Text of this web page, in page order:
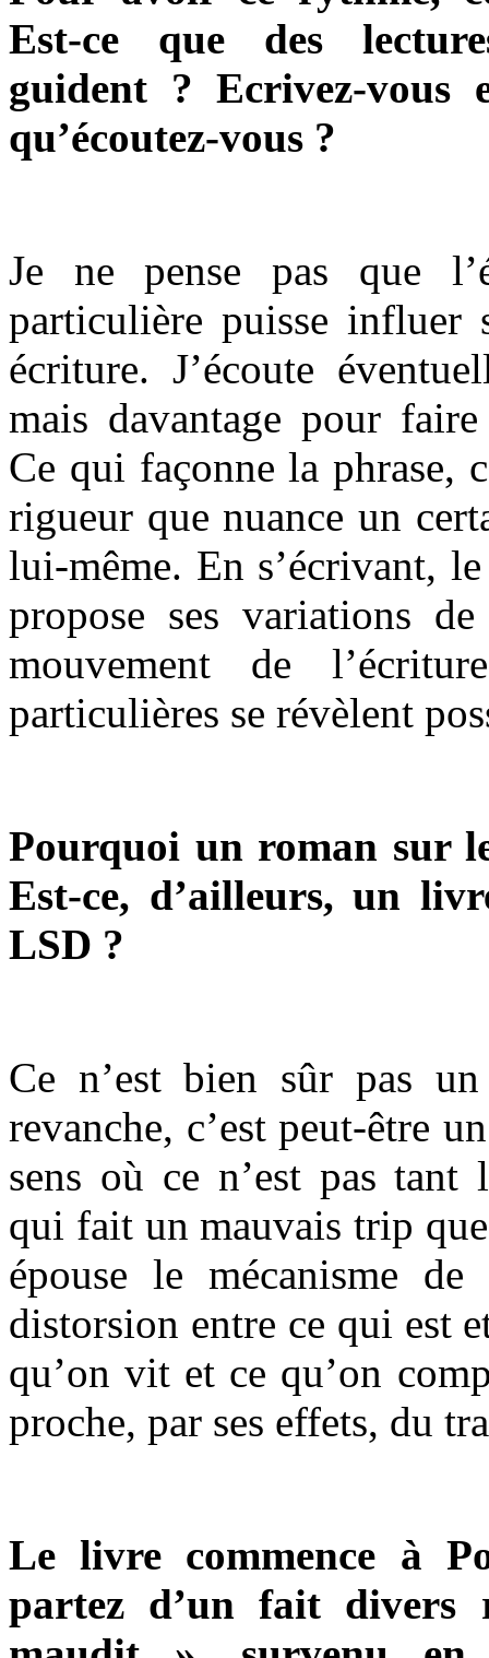
Est-ce que des
guident ? Ecrivez-vous
qu’écoutez-vous ?
Je ne pense pas que
particulière puisse influer
écriture. J’écoute
mais davantage pour
Ce qui façonne la phrase,
rigueur que nuance un
lui-même. En s’écrivant,
propose ses variations
mouvement de
particulières se révèlent
Pourquoi un roman sur
Est-ce, d’ailleurs, un
LSD ?
Ce n’est bien sûr pas
revanche, c’est peut-être
sens où ce n’est pas tant
qui fait un mauvais trip
épouse le mécanisme
distorsion entre ce qui est
qu’on vit et ce qu’on
proche, par ses effets, du
Le livre commence à
partez d’un fait